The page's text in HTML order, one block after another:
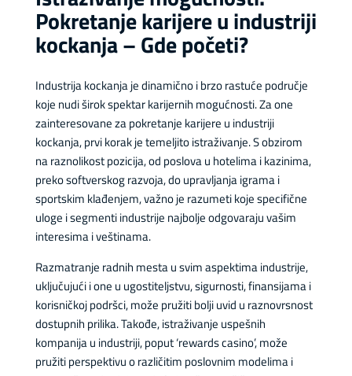
Pokretanje karijere u industriji
kockanja – Gde početi?
Industrija kockanja je dinamično i brzo rastuće područje
koje nudi širok spektar karijernih mogućnosti. Za one
zainteresovane za pokretanje karijere u industriji
kockanja, prvi korak je temeljito istraživanje. S obzirom
na raznolikost pozicija, od poslova u hotelima i kazinima,
preko softverskog razvoja, do upravljanja igrama i
sportskim klađenjem, važno je razumeti koje specifične
uloge i segmenti industrije najbolje odgovaraju vašim
interesima i veštinama.
Razmatranje radnih mesta u svim aspektima industrije,
uključujući i one u ugostiteljstvu, sigurnosti, finansijama i
korisničkoj podršci, može pružiti bolji uvid u raznovrsnost
dostupnih prilika. Takođe, istraživanje uspešnih
kompanija u industriji, poput ‘rewards casino’, može
pružiti perspektivu o različitim poslovnim modelima i